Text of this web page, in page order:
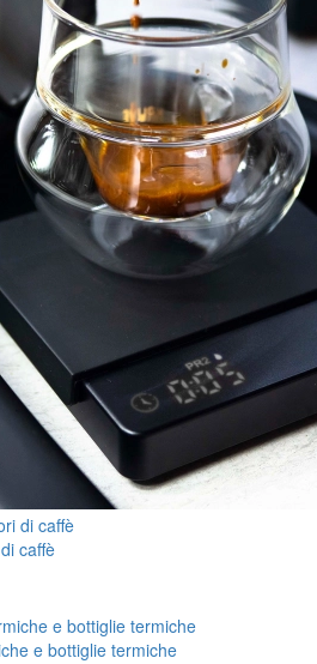
caffè
e bottiglie termiche